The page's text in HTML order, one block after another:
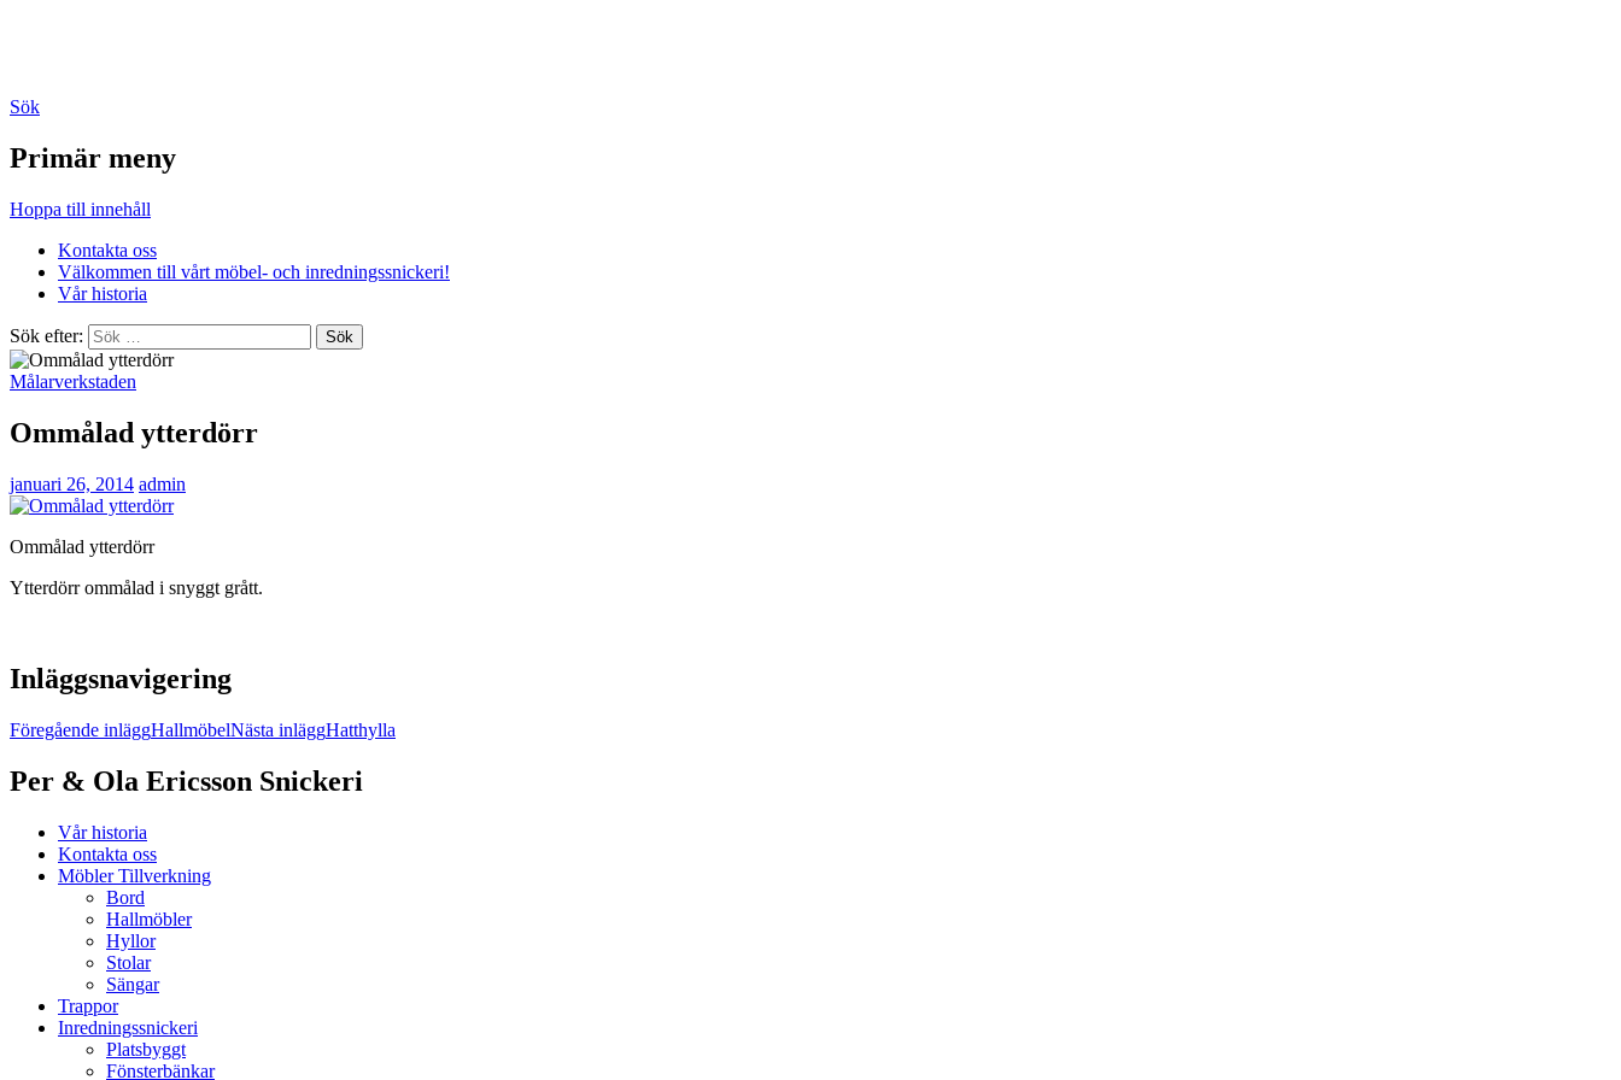
Sök
Primär meny
Hoppa till innehåll
Kontakta oss
Välkommen till vårt möbel- och inredningssnickeri!
Vår historia
Sök efter:
Målarverkstaden
Ommålad ytterdörr
januari 26, 2014 admin
Ommålad ytterdörr
Ytterdörr ommålad i snyggt grått.
Inläggsnavigering
Föregående inläggHallmöbelNästa inläggHatthylla
Per & Ola Ericsson Snickeri
Vår historia
Kontakta oss
Möbler Tillverkning
Bord
Hallmöbler
Hyllor
Stolar
Sängar
Trappor
Inredningssnickeri
Platsbyggt
Fönsterbänkar